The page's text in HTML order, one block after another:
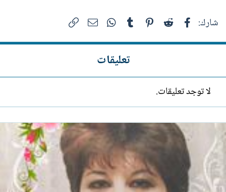
شارك: فيسبوك Reddit
Pinterest
Tumblr
WhatsAppالبريد الإلكتروني
تعليقات
لا توجد تعليقات.